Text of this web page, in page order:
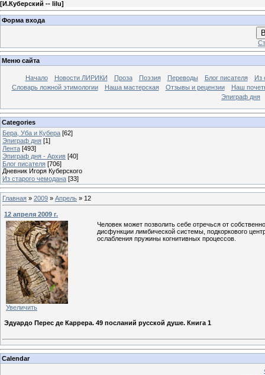
[И.Куберский -- lilu]
Форма входа
Меню сайта
Начало Новости ЛИРИКИ Проза Поэзия Переводы Блог писателя
Из
Словарь ложной этимологии
Наша мастерская Отзывы и рецензии
Наш
Эпиграф дня
Categories
Бера, Уба и Кубера [62]
Эпиграф дня [1]
Лента [493]
Эпиграф дня - Архив [40]
Блог писателя [706]
Дневник Игоря Куберского
Из старого чемодана [33]
Главная » 2009 » Апрель » 12
12 апреля 2009 г.
Увеличить
Человек может позволить себе отречься от
дисфункции лимбической системы, подкоркового
ослабления пружины когнитивных процессов.
Эдуардо Перес де Каррера. 49 посланий русской душе. Книга 1
Calendar